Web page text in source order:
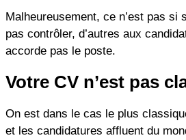
Malheureusement, ce n’est pas si
pas contrôler, d’autres aux
accorde pas le poste.
Votre CV n’est pas
On est dans le cas le plus
et les candidatures affluent du